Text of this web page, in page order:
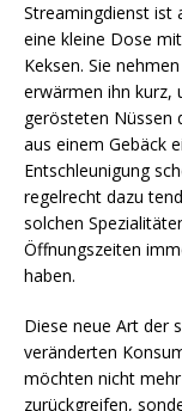
Streamingdienst ist
eine kleine Dose
Keksen. Sie
erwärmen ihn kurz,
gerösteten Nüssen
aus einem Gebäck
Entschleunigung
regelrecht dazu
solchen
Öffnungszeiten
haben.
Diese neue Art der
veränderten
möchten nicht
zurückgreifen,